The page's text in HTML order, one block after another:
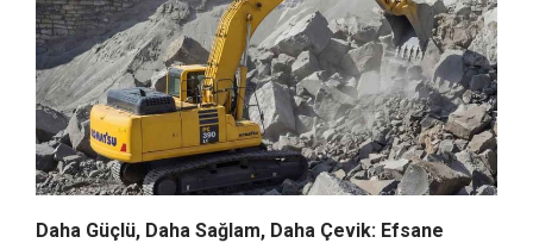
Daha Güçlü, Daha Sağlam, Daha Çevik: Efsane